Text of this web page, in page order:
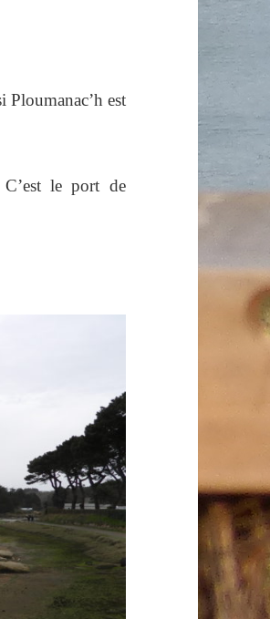
Ploumanac’h est
le port de